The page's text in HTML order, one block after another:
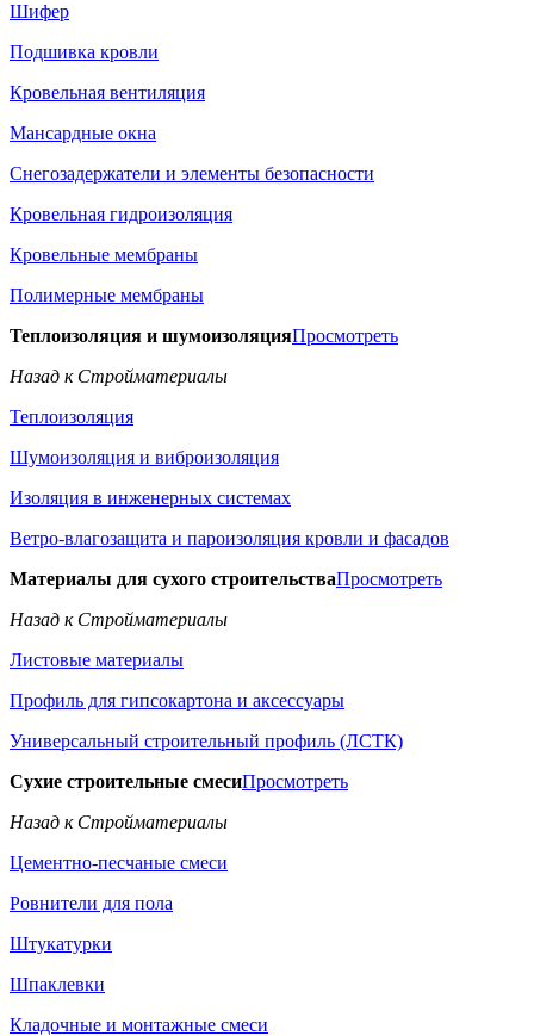
Шифер
Подшивка кровли
Кровельная вентиляция
Мансардные окна
Снегозадержатели и элементы безопасности
Кровельная гидроизоляция
Кровельные мембраны
Полимерные мембраны
Теплоизоляция и шумоизоляцияПросмотреть
Назад к Стройматериалы
Теплоизоляция
Шумоизоляция и виброизоляция
Изоляция в инженерных системах
Ветро-влагозащита и пароизоляция кровли и фасадов
Материалы для сухого строительстваПросмотреть
Назад к Стройматериалы
Листовые материалы
Профиль для гипсокартона и аксессуары
Универсальный строительный профиль (ЛСТК)
Сухие строительные смесиПросмотреть
Назад к Стройматериалы
Цементно-песчаные смеси
Ровнители для пола
Штукатурки
Шпаклевки
Кладочные и монтажные смеси